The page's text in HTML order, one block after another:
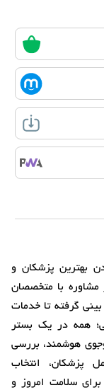
بهترین پزشکان و
مشاوره با متخصصان
گرفته تا خدمات
همه در یک بستر
هوشمند، بررسی
پزشکان، انتخاب
برای سلامت امروز و